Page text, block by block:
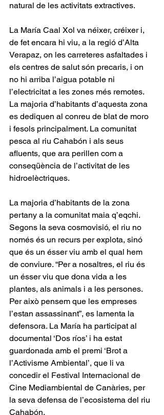
natural de les activitats extractives.
La María Caal Xol va néixer, créixer i,
de fet encara hi viu, a la regió d’Alta
Verapaz, on les carreteres asfaltades i
els centres de salut són precaris, i on
no hi arriba l’aigua potable ni
l’electricitat a les zones més remotes.
La majoria d’habitants d’aquesta zona
es dediquen al conreu de blat de moro
i fesols principalment. La comunitat
pesca al riu Cahabón i als seus
afluents, que ara perillen com a
conseqüència de l’activitat de les
hidroelèctriques.
La majoria d’habitants de la zona
pertany a la comunitat maia q’eqchi.
Segons la seva cosmovisió, el riu no
només és un recurs per explota, sinó
que és un ésser viu amb el qual hem
de conviure. “Per a nosaltres, el riu és
un ésser viu que dona vida a les
plantes, als animals i a les persones.
Per això pensem que les empreses
l’estan assassinant”, es lamenta la
defensora. La María ha participat al
documental ‘Dos ríos’ i ha estat
guardonada amb el premi ‘Brot a
l’Activisme Ambiental’, que li va
concedir el Festival Internacional de
Cine Mediambiental de Canàries, per
la seva defensa de l’ecosistema del riu
Cahabón.